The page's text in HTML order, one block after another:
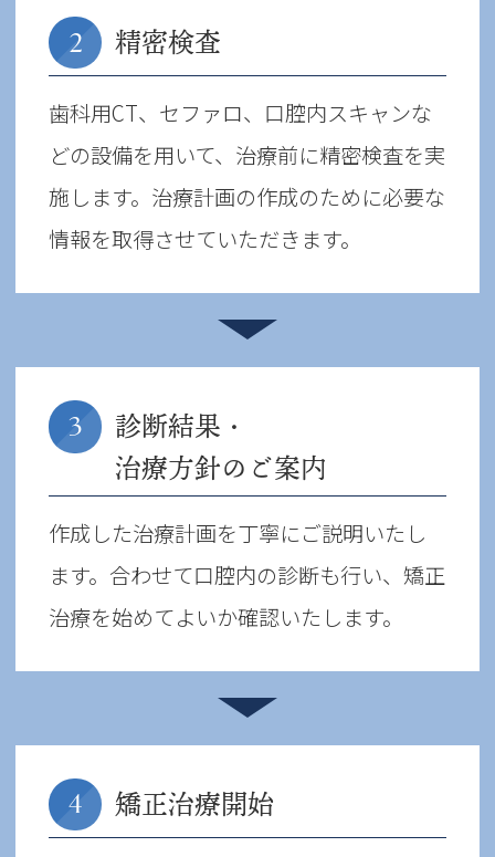
2 精密検査
歯科用CT、セファロ、口腔内スキャンな
どの設備を用いて、治療前に精密検査を実
施します。治療計画の作成のために必要な
情報を取得させていただきます。
3
診断結果・
治療方針のご案内
作成した治療計画を丁寧にご説明いたし
ます。合わせて口腔内の診断も行い、矯正
治療を始めてよいか確認いたします。
4 矯正治療開始